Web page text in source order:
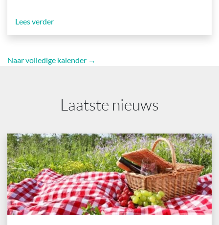
Lees verder
Naar volledige kalender →
Laatste nieuws